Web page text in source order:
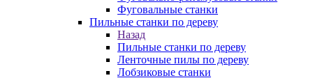
Фуговальные станки
Пильные станки по дереву
Назад
Пильные станки по дереву
Ленточные пилы по дереву
Лобзиковые станки